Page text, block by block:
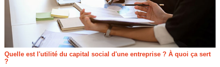
Quelle est l'utilité du capital social d'une entreprise ? À quoi ça sert
?